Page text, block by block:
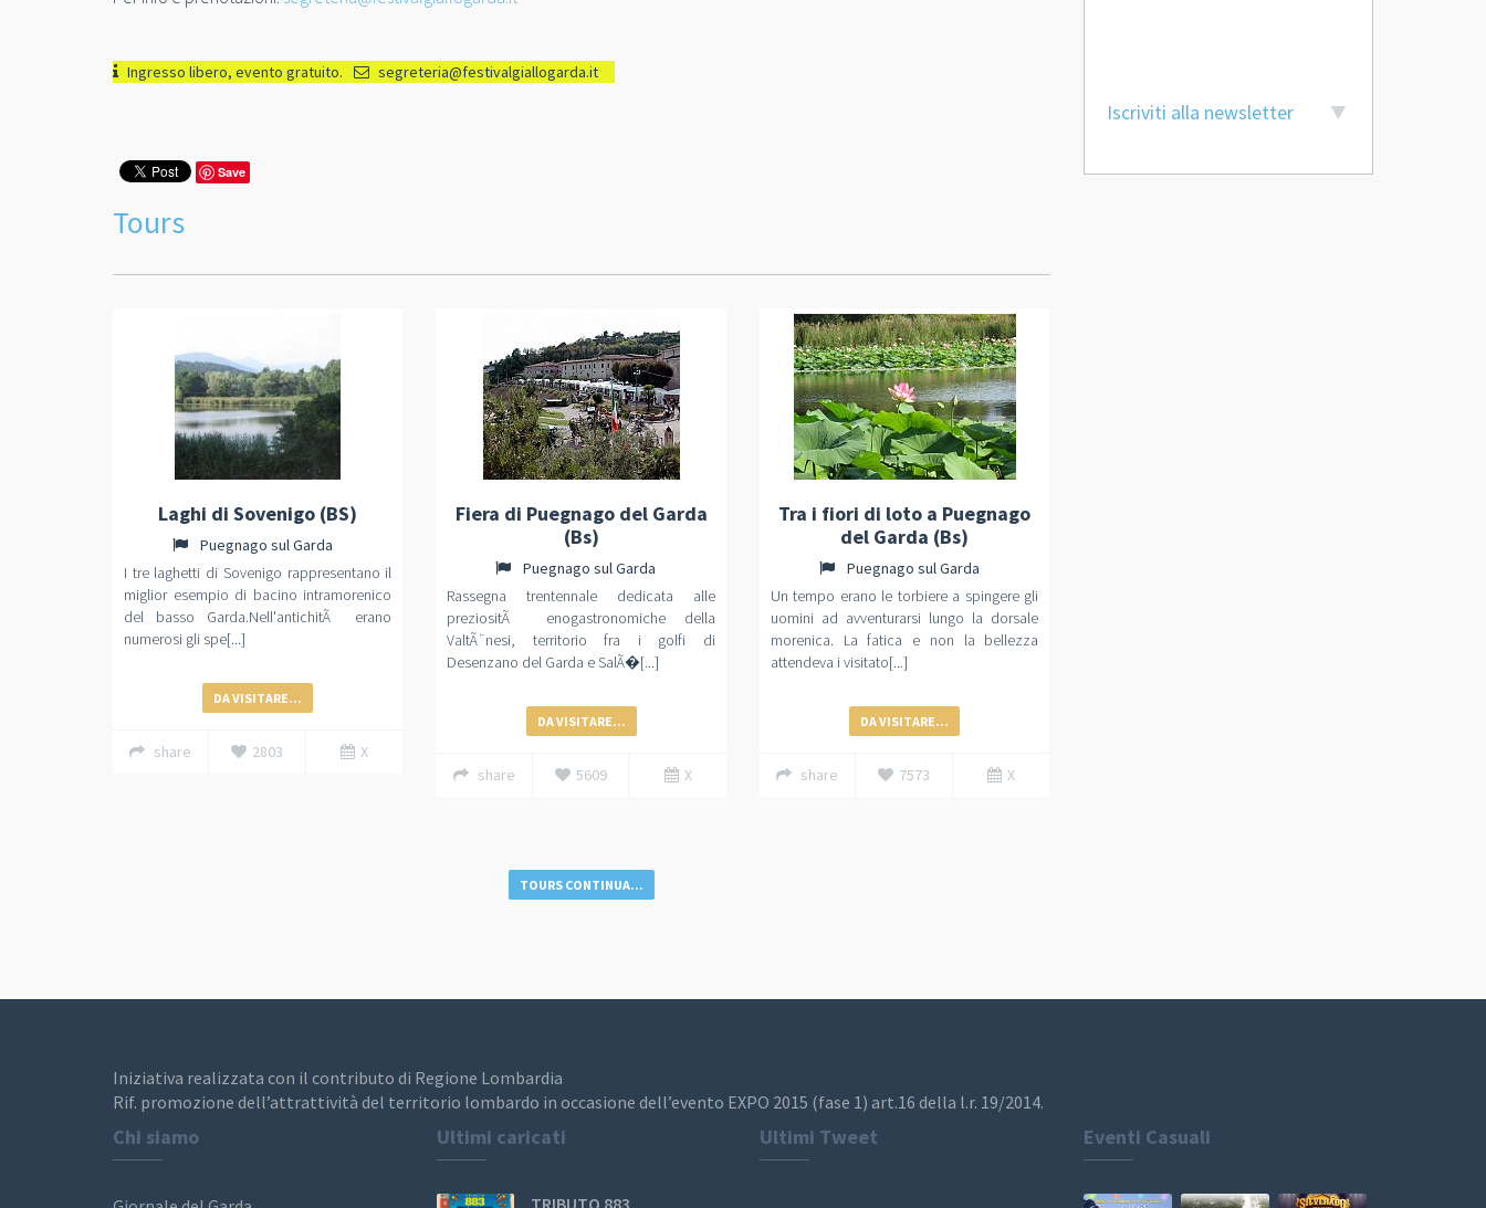
Ingresso libero, evento gratuito. segreteria@festivalgiallogarda.it
Save
Tours
Laghi di Sovenigo (BS)
Puegnago sul Garda
I tre laghetti di Sovenigo rappresentano il
miglior esempio di bacino intramorenico
del basso Garda.Nell'antichitÃ erano
numerosi gli spe[...]
DA VISITARE...
share 2803 X
Fiera di Puegnago del Garda
(Bs)
Puegnago sul Garda
Rassegna trentennale dedicata alle
preziositÃ enogastronomiche della
ValtÃ¨nesi, territorio fra i golfi di
Desenzano del Garda e SalÃ�[...]
DA VISITARE...
share 5609 X
Tra i fiori di loto a Puegnago
del Garda (Bs)
Puegnago sul Garda
Un tempo erano le torbiere a spingere gli
uomini ad avventurarsi lungo la dorsale
morenica. La fatica e non la bellezza
attendeva i visitato[...]
DA VISITARE...
share 7573 X
TOURS CONTINUA...
Iscriviti alla newsletter
Iniziativa realizzata con il contributo di Regione Lombardia
Rif. promozione dell’attrattività del territorio lombardo in occasione dell’evento EXPO 2015 (fase 1) art.16 della l.r. 19/2014.
Chi siamo Ultimi caricati
TRIBUTO 883
Ultimi Tweet Eventi Casuali